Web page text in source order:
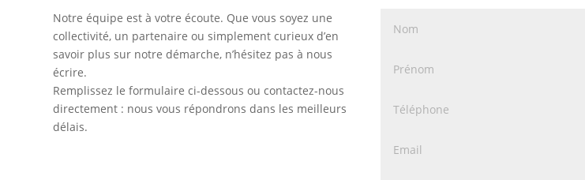
Notre équipe est à votre écoute. Que vous soyez une
collectivité, un partenaire ou simplement curieux d’en
savoir plus sur notre démarche, n’hésitez pas à nous
écrire.
Remplissez le formulaire ci-dessous ou contactez-nous
directement : nous vous répondrons dans les meilleurs
délais.